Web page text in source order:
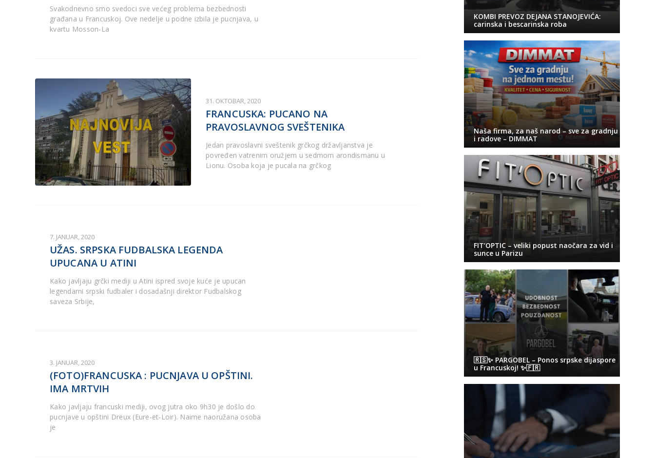
Svakodnevno smo svedoci sve većeg problema bezbednosti
građana u Francuskoj. Ove nedelje u podne izbila je pucnjava, u
kvartu Mosson-La
31. OKTOBAR, 2020
FRANCUSKA: PUCANO NA
PRAVOSLAVNOG SVEŠTENIKA
Jedan pravoslavni sveštenik grčkog državljanstva je
povređen vatrenim oružjem u sedmom arondismanu u
Lionu. Osoba koja je pucala na grčkog
7. JANUAR, 2020
UŽAS. SRPSKA FUDBALSKA LEGENDA
UPUCANA U ATINI
Kako javljaju grčki mediji u Atini ispred svoje kuće je upucan
legendarni srpski fudbaler i dosadašnji direktor Fudbalskog
saveza Srbije,
3. JANUAR, 2020
(FOTO)FRANCUSKA : PUCNJAVA U OPŠTINI.
IMA MRTVIH
Kako javljaju francuski mediji, ovog jutra oko 9h30 je došlo do
pucnjave u opštini Dreux (Eure-et-Loir). Naime naoružana osoba
je
KOMBI PREVOZ DEJANA STANOJEVIĆA:
carinska i bescarinska roba
Naša firma, za naš narod – sve za gradnju
i radove – DIMMAT
FIT’OPTIC – veliki popust naočara za vid i
sunce u Parizu
🇷🇸✨ PARGOBEL – Ponos srpske dijaspore
u Francuskoj! ✨🇫🇷